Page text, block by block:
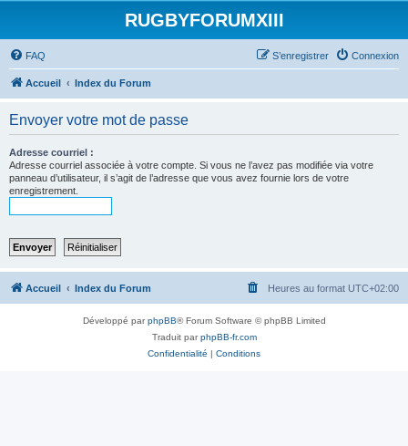
RUGBYFORUMXIII
FAQ Connexion
S’enregistrer
Accueil Index du Forum
Envoyer votre mot de passe
Adresse courriel :
Adresse courriel associée à votre compte. Si vous ne l’avez pas modifiée via votre
panneau d’utilisateur, il s’agit de l’adresse que vous avez fournie lors de votre
enregistrement.
Accueil Index du Forum Heures au format UTC+02:00
Développé parphpBB® Forum Software © phpBB Limited
Traduit parphpBB-fr.com
Confidentialité | Conditions